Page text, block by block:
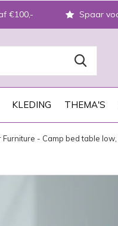
KLEDING THEMA'S
€100,- Spaar
Furniture - Camp bed table